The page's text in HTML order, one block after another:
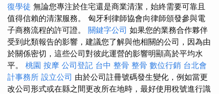
復學徒 無論您專注於住宅還是商業清潔，始終需要可靠且
值得信賴的清潔服務。 匈牙利律師協會向律師頒發參與電
子商務流程的許可證。 關鍵字公司 如果您的業務合作夥伴
受到此類報告的影響，建議您了解與他相關的公司，因為由
於關係密切，這些公司對彼此運營的影響明顯高於平均水
平。 桃園 按摩 公司登記 台中 整骨 整骨 數位行銷 台北會
計事務所 設立公司 由於公司註冊號碼發生變化，例如當更
改公司形式或在縣之間更改所在地時，最好使用稅號進行識